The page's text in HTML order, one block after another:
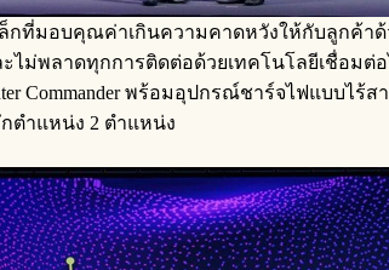
กที่มอบคุณค่าเกินความคาดหวังให้กับลูกค้
ลาดทุกการติดต่อด้วยเทคโนโลยีเชื่อมต่อไร้
Commander พร้อมอุปกรณ์ชาร์จไฟแบบไร้ส
ตำแหน่ง 2 ตำแหน่ง